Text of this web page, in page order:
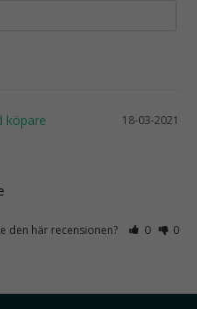
18-03-2021
den här recensionen? 0 0